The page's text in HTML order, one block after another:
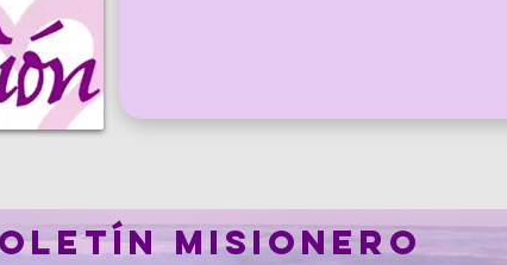
MISIONERO